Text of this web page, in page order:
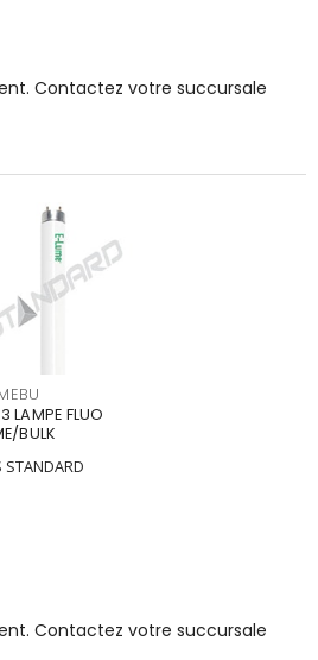
Contactez votre succursale
LAMPE FLUO
BULK
STANDARD
Contactez votre succursale